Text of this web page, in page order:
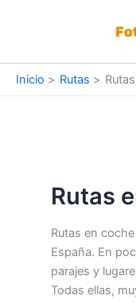
Inicio Rutas
Rutas
Rutas en
España. En
parajes y
Todas ellas,